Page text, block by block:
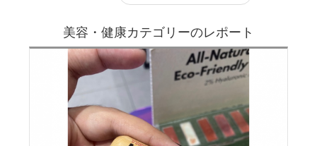
美容・健康カテゴリーのレポート